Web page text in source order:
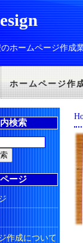
ホームページ作成
ホームページ作
検索
ージ
作成について